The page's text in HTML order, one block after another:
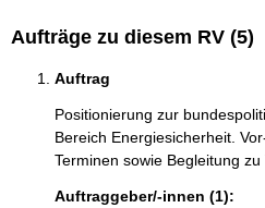
Aufträge zu diesem RV (5)
Auftrag
Positionierung zur
Bereich Energiesicherheit.
Terminen sowie Begleitung
Auftraggeber/-innen (1):